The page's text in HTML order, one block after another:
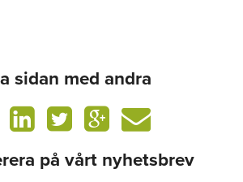
sidan med andra
på vårt nyhetsbrev